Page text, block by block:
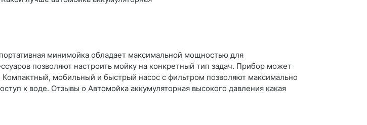
минимойка обладает максимальной мощностью для
позволяют настроить мойку на конкретный тип задач. Прибор может
мобильный и быстрый насос с фильтром позволяют максимально
к воде. Отзывы о Автомойка аккумуляторная высокого давления какая